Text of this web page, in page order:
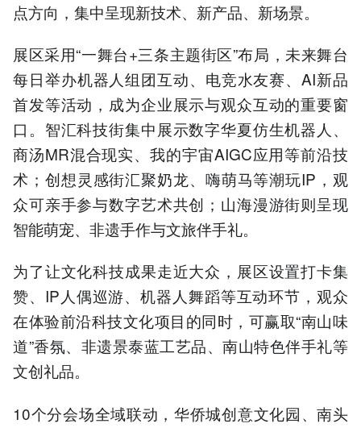
点方向，集中呈现新技术、新产品、新场景。
展区采用“一舞台+三条主题街区”布局，未来舞台
每日举办机器人组团互动、电竞水友赛、AI新品
首发等活动，成为企业展示与观众互动的重要窗
口。智汇科技街集中展示数字华夏仿生机器人、
商汤MR混合现实、我的宇宙AIGC应用等前沿技
术；创想灵感街汇聚奶龙、嗨萌马等潮玩IP，观
众可亲手参与数字艺术共创；山海漫游街则呈现
智能萌宠、非遗手作与文旅伴手礼。
为了让文化科技成果走近大众，展区设置打卡集
赞、IP人偶巡游、机器人舞蹈等互动环节，观众
在体验前沿科技文化项目的同时，可赢取“南山味
道”香氛、非遗景泰蓝工艺品、南山特色伴手礼等
文创礼品。
10个分会场全域联动，华侨城创意文化园、南头